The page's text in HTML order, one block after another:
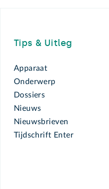
Tips & Uitleg
Apparaat
Onderwerp
Dossiers
Nieuws
Nieuwsbrieven
Tijdschrift Enter